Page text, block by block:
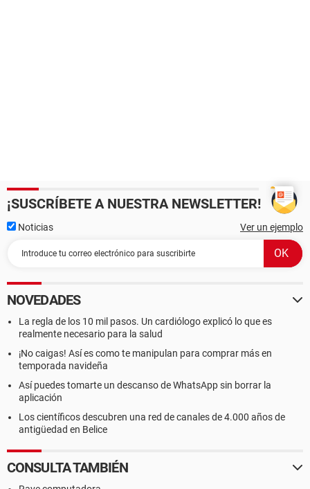
¡SUSCRÍBETE A NUESTRA NEWSLETTER!
Noticias Ver un ejemplo
NOVEDADES
La regla de los 10 mil pasos. Un cardiólogo explicó lo que es
realmente necesario para la salud
¡No caigas! Así es como te manipulan para comprar más en
temporada navideña
Así puedes tomarte un descanso de WhatsApp sin borrar la
aplicación
Los científicos descubren una red de canales de 4.000 años de
antigüedad en Belice
CONSULTA TAMBIÉN